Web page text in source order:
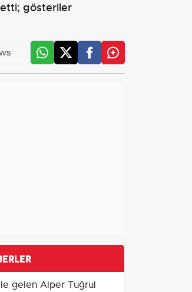
etti; gösteriler
gelen Alper Tuğrul